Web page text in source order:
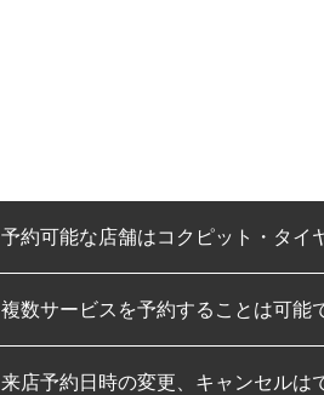
予約可能な店舗はコクピット・タイ
コクピット・タイヤ館のみとなりま
複数サービスを予約することは可能
複数サービスのご予約は可能です。
来店予約日時の変更、キャンセルは